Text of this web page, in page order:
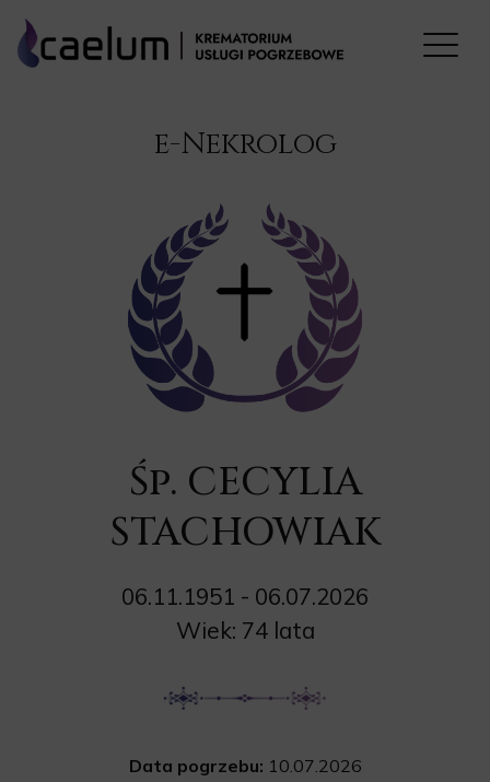
e-Nekrolog
Śp. CECYLIA
STACHOWIAK
06.11.1951 - 06.07.2026
Wiek: 74 lata
Data pogrzebu: 10.07.2026